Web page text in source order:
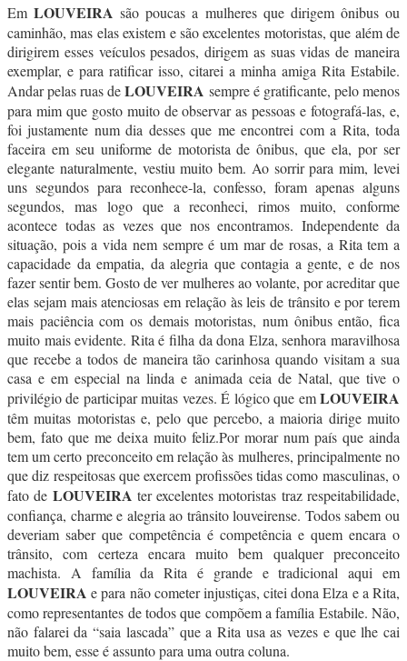
EmLOUVEIRA são poucas a mulheres que dirigem ônibus ou
caminhão, mas elas existem e são excelentes motoristas, que além de
dirigirem esses veículos pesados, dirigem as suas vidas de maneira
exemplar, e para ratificar isso, citarei a minha amiga Rita Estabile.
Andar pelas ruas deLOUVEIRA sempre é gratificante, pelo menos
para mim que gosto muito de observar as pessoas e fotografá-las, e,
foi justamente num dia desses que me encontrei com a Rita, toda
faceira em seu uniforme de motorista de ônibus, que ela, por ser
elegante naturalmente, vestiu muito bem. Ao sorrir para mim, levei
uns segundos para reconhece-la, confesso, foram apenas alguns
segundos, mas logo que a reconheci, rimos muito, conforme
acontece todas as vezes que nos encontramos. Independente da
situação, pois a vida nem sempre é um mar de rosas, a Rita tem a
capacidade da empatia, da alegria que contagia a gente, e de nos
fazer sentir bem. Gosto de ver mulheres ao volante, por acreditar que
elas sejam mais atenciosas em relação às leis de trânsito e por terem
mais paciência com os demais motoristas, num ônibus então, fica
muito mais evidente. Rita é filha da dona Elza, senhora maravilhosa
que recebe a todos de maneira tão carinhosa quando visitam a sua
casa e em especial na linda e animada ceia de Natal, que tive o
privilégio de participar muitas vezes. É lógico que emLOUVEIRA
têm muitas motoristas e, pelo que percebo, a maioria dirige muito
bem, fato que me deixa muito feliz.Por morar num país que ainda
tem um certo preconceito em relação às mulheres, principalmente no
que diz respeitosas que exercem profissões tidas como masculinas, o
fato de LOUVEIRA ter excelentes motoristas traz respeitabilidade,
confiança, charme e alegria ao trânsito louveirense. Todos sabem ou
deveriam saber que competência é competência e quem encara o
trânsito, com certeza encara muito bem qualquer preconceito
machista. A família da Rita é grande e tradicional aqui em
LOUVEIRA e para não cometer injustiças, citei dona Elza e a Rita,
como representantes de todos que compõem a família Estabile. Não,
não falarei da “saia lascada” que a Rita usa as vezes e que lhe cai
muito bem, esse é assunto para uma outra coluna.